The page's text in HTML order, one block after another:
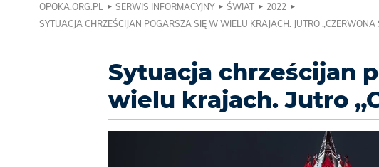
OPOKA.ORG.PL SERWIS INFORMACYJNY ŚWIAT
2022
SYTUACJA CHRZEŚCIJAN POGARSZA SIĘ W WIELU KRAJACH. JUTRO „CZERWONA
Sytuacja chrześcijan
wielu krajach. Jutro